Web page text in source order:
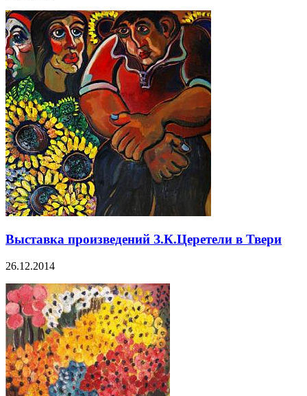
Выставка произведений З.К.Церетели в Твери
26.12.2014